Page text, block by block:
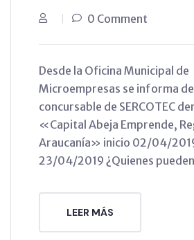
0 Comment
Desde la Oficina Municipal de
Microempresas se informa
concursable de SERCOTEC
«Capital Abeja Emprende,
Araucanía» inicio 02/04/
23/04/2019 ¿Quienes
LEER MÁS